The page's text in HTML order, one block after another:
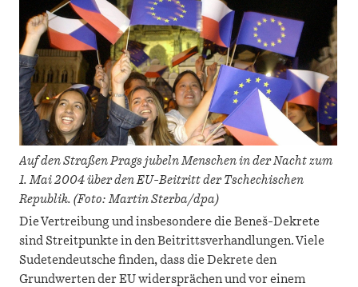
Auf den Straßen Prags jubeln Menschen in der Nacht zum
1. Mai 2004 über den EU-Beitritt der Tschechischen
Republik. (Foto: Martin Sterba/dpa)
Die Vertreibung und insbesondere die Beneš-Dekrete
sind Streitpunkte in den Beitrittsverhandlungen. Viele
Sudetendeutsche finden, dass die Dekrete den
Grundwerten der EU widersprächen und vor einem